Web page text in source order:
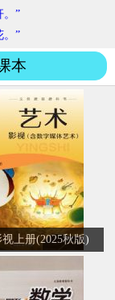
。”
。”
本
上册(2025秋版)